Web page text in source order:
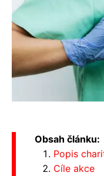
Obsah článku:
Popis
Cíle akce